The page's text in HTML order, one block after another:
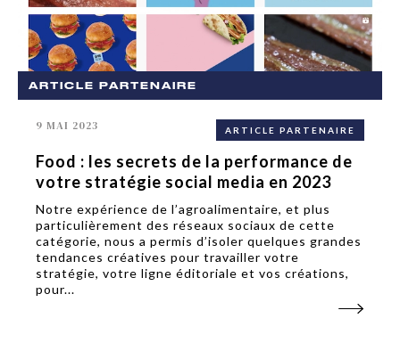
ARTICLE PARTENAIRE
ARTICLE PARTENAIRE
9 MAI 2023
Food : les secrets de la performance de
votre stratégie social media en 2023
Notre expérience de l’agroalimentaire, et plus
particulièrement des réseaux sociaux de cette
catégorie, nous a permis d’isoler quelques grandes
tendances créatives pour travailler votre
stratégie, votre ligne éditoriale et vos créations,
pour...